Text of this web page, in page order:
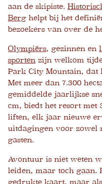
aan de skipiste.
Berg helpt bij het
bezoekers van over de
Olympiërs, gezinnen en
sporten zijn welkom
Park City Mountain, dat
Met meer dan 7.300
gemiddelde jaarlijkse
cm, biedt het resort met
liften, elk jaar nieuwe
uitdagingen voor zowel
gasten.
Avontuur is niet weten
leiden, maar toch gaan.
gedrukte kaart, maar